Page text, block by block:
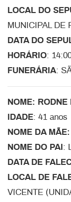
LOCAL DO
MUNICIPAL DE
DATA DO
HORÁRIO:
FUNERÁRIA:
NOME: RODNE
IDADE: 41 anos
NOME DA MÃE:
NOME DO PAI :
DATA DE
LOCAL DE
VICENTE